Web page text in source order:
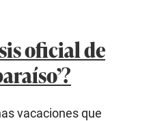
oficial de
vacaciones que